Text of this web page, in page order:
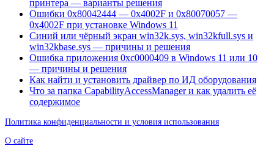
принтера — варианты решения
Ошибки 0x80042444 — 0x4002F и 0x80070057 —
0x4002F при установке Windows 11
Синий или чёрный экран win32k.sys, win32kfull.sys и
win32kbase.sys — причины и решения
Ошибка приложения 0xc0000409 в Windows 11 или 10
— причины и решения
Как найти и установить драйвер по ИД оборудования
Что за папка CapabilityAccessManager и как удалить её
содержимое
Политика конфиденциальности и условия использования
О сайте